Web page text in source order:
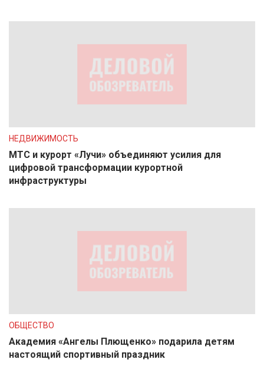
НЕДВИЖИМОСТЬ
МТС и курорт «Лучи» объединяют усилия для
цифровой трансформации курортной
инфраструктуры
ОБЩЕСТВО
Академия «Ангелы Плющенко» подарила детям
настоящий спортивный праздник